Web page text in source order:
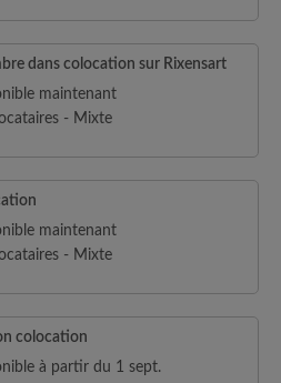
dans colocation sur Rixensart
maintenant
- Mixte
maintenant
- Mixte
colocation
à partir du 1 sept.